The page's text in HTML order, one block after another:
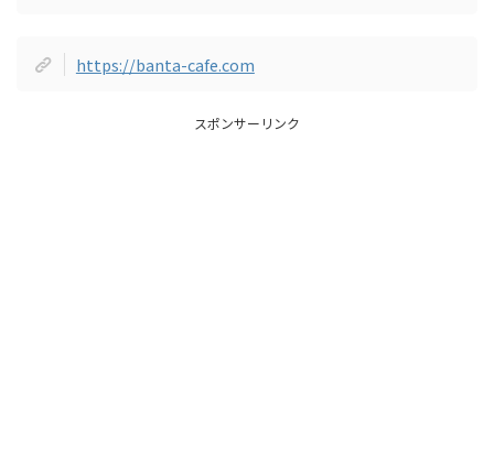
https://banta-cafe.com
スポンサーリンク